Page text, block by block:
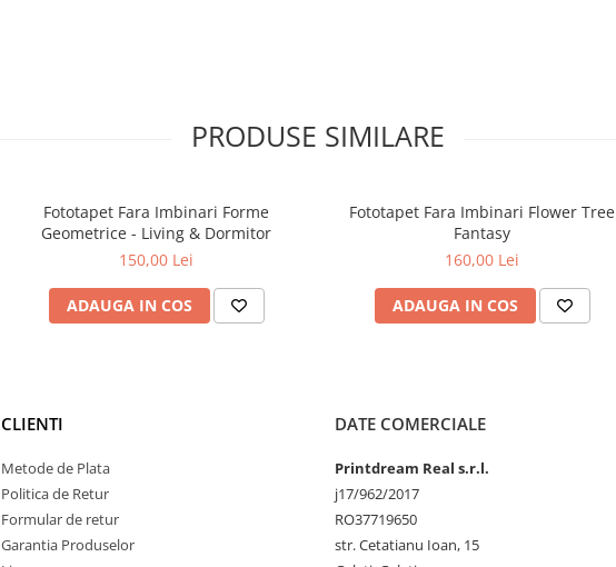
PRODUSE SIMILARE
Fototapet Fara Imbinari Forme
Geometrice - Living & Dormitor
150,00 Lei
ADAUGA IN COS
Fototapet Fara Imbinari Flower Tree
Fantasy
160,00 Lei
ADAUGA IN COS
CLIENTI
Metode de Plata
Politica de Retur
Formular de retur
Garantia Produselor
DATE COMERCIALE
Printdream Real s.r.l.
j17/962/2017
RO37719650
str. Cetatianu Ioan, 15